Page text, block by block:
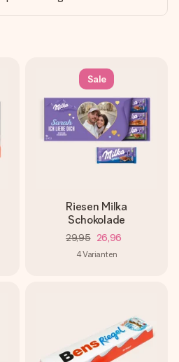
- 17:00 Uhr
- 13:00 Uhr
Sale
Riesen Milka
Schokolade
29,95 26,96
4Varianten